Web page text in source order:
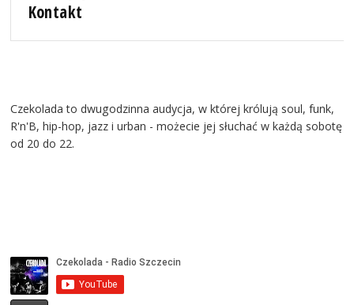
Kontakt
Czekolada to dwugodzinna audycja, w której królują soul, funk,
R'n'B, hip-hop, jazz i urban - możecie jej słuchać w każdą sobotę
od 20 do 22.